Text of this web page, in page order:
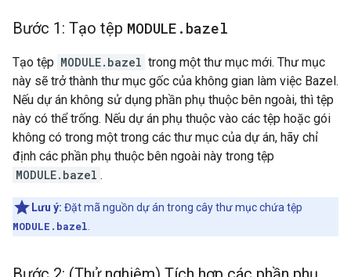
Bước 1: Tạo tệp MODULE . bazel
Tạo tệp MODULE.bazel trong một thư mục mới. Thư mục
này sẽ trở thành thư mục gốc của không gian làm việc Bazel.
Nếu dự án không sử dụng phần phụ thuộc bên ngoài, thì tệp
này có thể trống. Nếu dự án phụ thuộc vào các tệp hoặc gói
không có trong một trong các thư mục của dự án, hãy chỉ
định các phần phụ thuộc bên ngoài này trong tệp
MODULE.bazel .
Lưu ý: Đặt mã nguồn dự án trong cây thư mục chứa tệp
MODULE.bazel